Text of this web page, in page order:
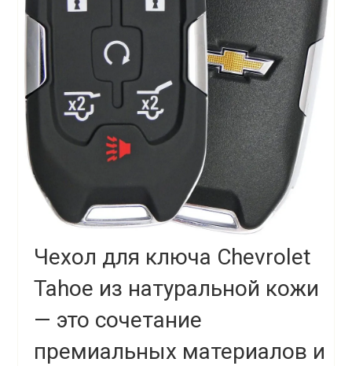
Чехол для ключа Chevrolet
Tahoe из натуральной кожи
— это сочетание
премиальных материалов и